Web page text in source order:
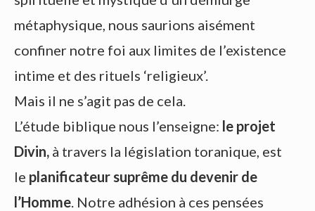
métaphysique, nous saurions aisément
confiner notre foi aux limites de l’existence
intime et des rituels ‘religieux’.
Mais il ne s’agit pas de cela.
L’étude biblique nous l’enseigne: le projet
Divin, à travers la législation toranique, est
le planificateur suprême du devenir de
l’Homme. Notre adhésion à ces pensées